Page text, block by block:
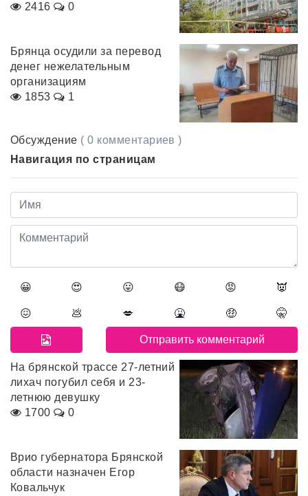
2416
0
Брянца осудили за перевод
денег нежелательным
организациям
1853
1
Обсуждение ( 0 комментариев )
Навигация по страницам
😀 😍 😛 😷 😡 👿
😖 💩 💋 🤮 🤑 🤫
На брянской трассе 27-летний
лихач погубил себя и 23-
летнюю девушку
1700
0
Врио губернатора Брянской
области назначен Егор
Ковальчук